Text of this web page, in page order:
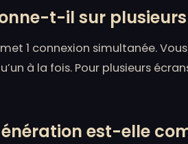
t-il sur
1 connexion simultanée.
à la fois. Pour plusieurs
est-elle